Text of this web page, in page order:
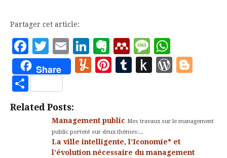
Partager cet article:
Facebook
Twitter
EmailLinkedIn
Evernote
Mendeley
Message
Share Yummly
Pinterest
Tumblr
Push
Partager
Related Posts:
Management public Mes travaux sur le management
public portent sur deux thèmes:...
La ville intelligente, l’Iconomie* et
l’évolution nécessaire du management